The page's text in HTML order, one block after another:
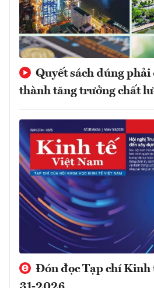
Quyết sách đúng phải
thành tăng trưởng chất
Đón đọc Tạp chí Kinh